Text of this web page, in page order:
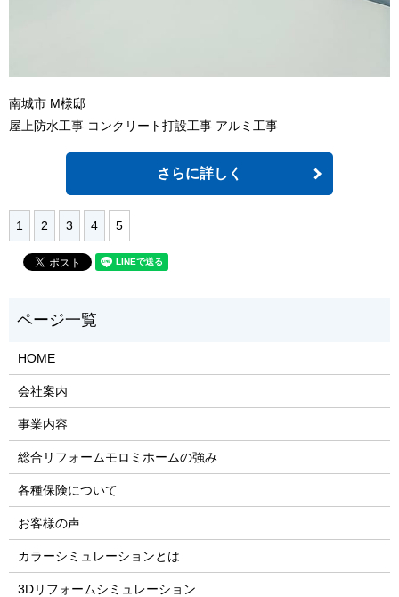
南城市 M様邸
屋上防水工事 コンクリート打設工事 アルミ工事
さらに詳しく
1 2 3 4 5
HOME
会社案内
事業内容
総合リフォームモロミホームの強み
各種保険について
お客様の声
カラーシミュレーションとは
3Dリフォームシミュレーション